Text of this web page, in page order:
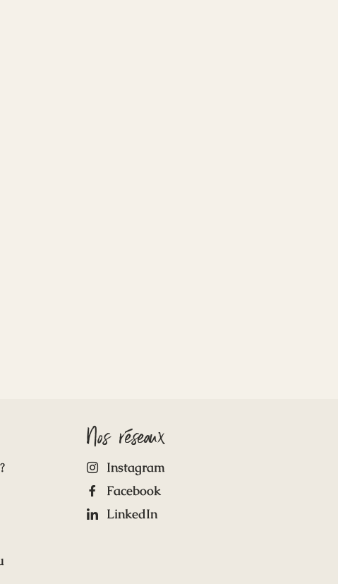
Nos réseaux
Instagram
Facebook
LinkedIn